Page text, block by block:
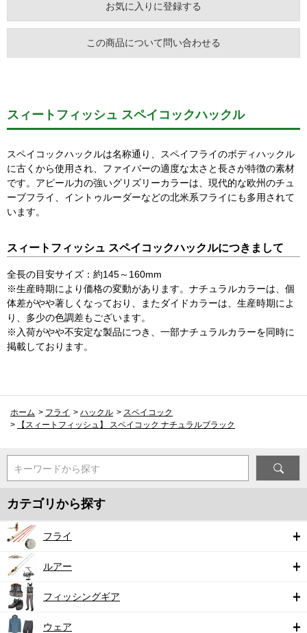
お気に入りに登録する
この商品について問い合わせる
スィートフィッシュ スペイコックハックル
スペイコックハックルは名称通り、スペイフライのボディハックル
に古くから使用され、ファイバーの適度な太さと長さが特徴の素材
です。アピール力の強いグリズリーカラーは、現代的な欧州のチュ
ーブフライ、イントゥルーダーなどの北米系フライにも多用されて
います。
スィートフィッシュ スペイコックハックルにつきまして
全長の目安サイズ：約145～160mm
※生産時期により価格の変動があります。ナチュラルカラーは、個
体差がやや著しくなっており、またダイドカラーは、生産時期によ
り、多少の色調差もございます。
※入荷がやや不安定な製品につき、一部ナチュラルカラーを同時に
掲載しております。
ホーム > フライ > ハックル > スペイコック
>
【スィートフィッシュ】 スペイコック ナチュラルブラック
キーワードから探す
カテゴリから探す
フライ
ルアー
フィッシングギア
ウェア